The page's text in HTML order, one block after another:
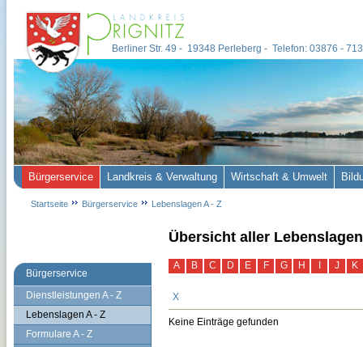
Bürgerservice
Dienstleistungen A - Z
Lebenslagen A - Z
Formulare A - Z
Übersicht aller Lebenslagen
A B C D E F G H J K
X
Keine Einträge gefunden
Berliner Str. 49 - 19348 Perleberg - Telefon: 03876 -
Bürgerservice Landkreis & Verwaltung Wirtschaft & Umwelt
Startseite Bürgerservice Lebenslagen A - Z